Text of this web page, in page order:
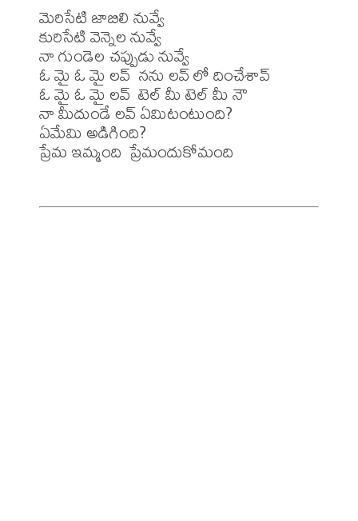
మెరిసేటి జాబిలి నువ్వే
కురిసేటి వెన్నెల నువ్వే
నా గుండెల చప్పుడు నువ్వే
ఓ మై ఓ మై లవ్  నను లవ్ లో దించేశావ్
ఓ మై ఓ మై లవ్  టెల్ మీ టెల్ మీ నౌ
నా మీదుండే లవ్ ఏమిటంటుంది?
ఏమేమి అడిగింది?
ప్రేమ ఇమ్మంది  ప్రేమందుకోమంది